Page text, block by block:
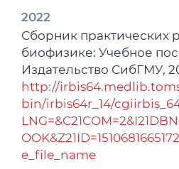
Receptors: the Role of
V. Smaglii, V. S. Gusakova,
al.] // Journal of
and Physiology. – 2024. –
1187–1197.
2024
Изоосмотическая
гладкомышечных клеток
2022
Сборник практических
биофизике: Учебное
Издательство СибГМУ,
http://
bin/irbis64r_14/
e_file_name